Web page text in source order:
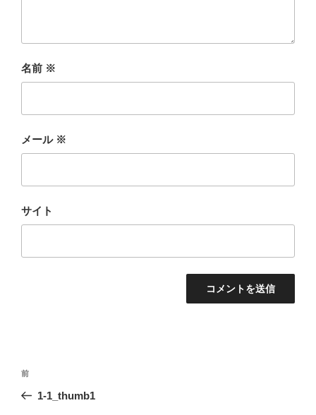
名前 ※
メール ※
サイト
投
ナ
前
の
前
1-1_thumb1